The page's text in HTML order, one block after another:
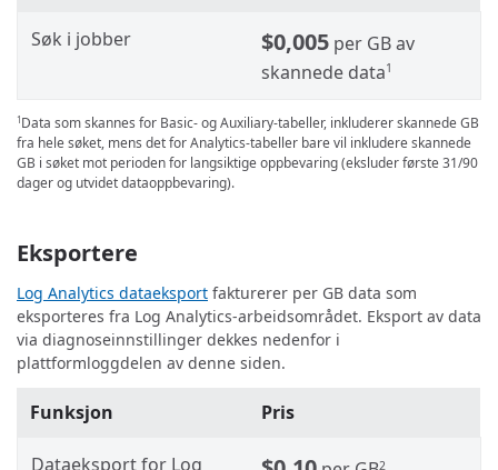
Søk i jobber $0,005 per GB av
skannede data1
1 Data som skannes for Basic- og Auxiliary-tabeller, inkluderer skannede GB
fra hele søket, mens det for Analytics-tabeller bare vil inkludere skannede
GB i søket mot perioden for langsiktige oppbevaring (eksluder første 31/90
dager og utvidet dataoppbevaring).
Eksportere
Log Analytics dataeksport fakturerer per GB data som
eksporteres fra Log Analytics-arbeidsområdet. Eksport av data
via diagnoseinnstillinger dekkes nedenfor i
plattformloggdelen av denne siden.
Funksjon Pris
Dataeksport for Log
2